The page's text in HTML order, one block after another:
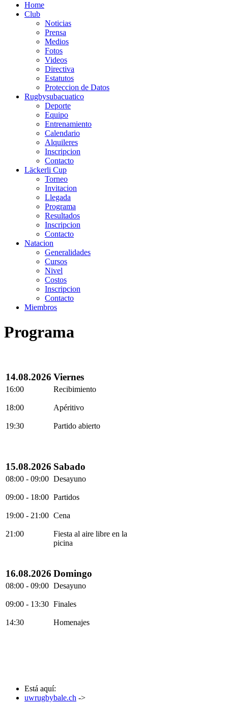
Home
Club
Noticias
Prensa
Medios
Fotos
Videos
Directiva
Estatutos
Proteccion de Datos
Rugbysubacuatico
Deporte
Equipo
Entrenamiento
Calendario
Alquileres
Inscripcion
Contacto
Läckerli Cup
Torneo
Invitacion
Llegada
Programa
Resultados
Inscripcion
Contacto
Natacion
Generalidades
Cursos
Nivel
Costos
Inscripcion
Contacto
Miembros
Programa
14.08.2026 Viernes
16:00
18:00
19:30
Recibimiento
Apéritivo
Partido abierto
15.08.2026 Sabado
08:00 - 09:00
09:00 - 18:00
19:00 - 21:00
21:00
Desayuno
Partidos
Cena
Fiesta al aire libre en la
picina
16.08.2026 Domingo
08:00 - 09:00
09:00 - 13:30
14:30
Desayuno
Finales
Homenajes
Está aquí:
uwrugbybale.ch ->